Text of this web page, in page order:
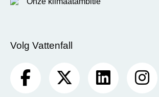
Volg Vattenfall